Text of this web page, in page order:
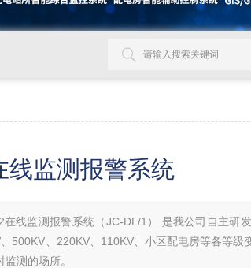
线监测报警系统
在线监测报警系统（JC-DL/1） 是我公司自主研
500KV、220KV、110KV、小区配电房等各等级
测的场所。